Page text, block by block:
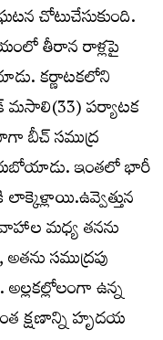
చోటుచేసుకుంది.
తీరాన రాళ్లపై
కర్ణాటకలోని
మసాలి(33) పర్యాటక
బీచ్ సముద్ర
ఇంతలో భారీ
మధ్య తనను
సముద్రపు
ఉన్న
క్షణాన్ని హృదయ